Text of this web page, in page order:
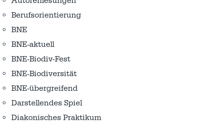
Berufsorientierung
BNE
BNE-aktuell
BNE-Biodiv-Fest
BNE-Biodiversität
BNE-übergreifend
Darstellendes Spiel
Diakonisches Praktikum